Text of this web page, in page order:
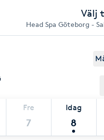
Välj
Head Spa Göteborg -
Fre
7
Idag
8